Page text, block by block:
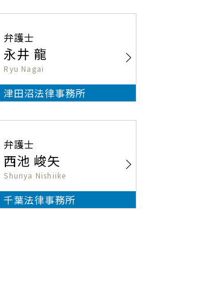
弁護士
永井 龍
Ryu Nagai
津田沼法律事務所
弁護士
西池 峻矢
Shunya Nishiike
千葉法律事務所